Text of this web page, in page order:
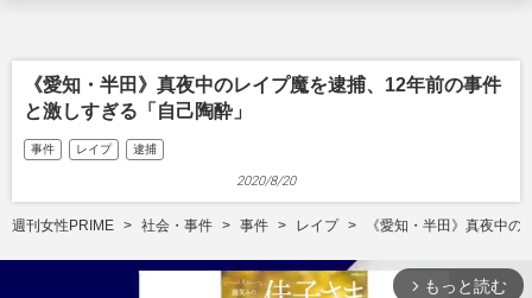
《愛知・半田》真夜中のレイプ魔を逮捕、12年前の事件
と激しすぎる「自己陶酔」
事件 レイプ 逮捕
2020/8/20
週刊女性PRIME 社会・事件 事件 レイプ 《愛知・半田》真夜中
arrow_forward_ios もっと読む